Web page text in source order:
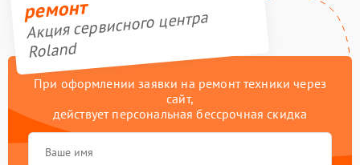
ремонт
Акция сервисного центра
Roland
При оформлении заявки на ремонт техники через
сайт,
действует персональная бессрочная скидка